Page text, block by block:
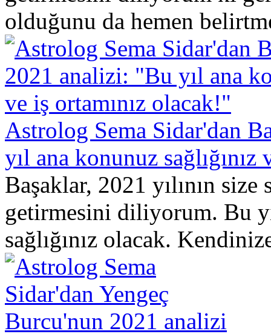
olduğunu da hemen
Astrolog Sema Sidar'dan
yıl ana konunuz
Başaklar, 2021 yılının
getirmesini diliyorum. Bu
sağlığınız olacak.